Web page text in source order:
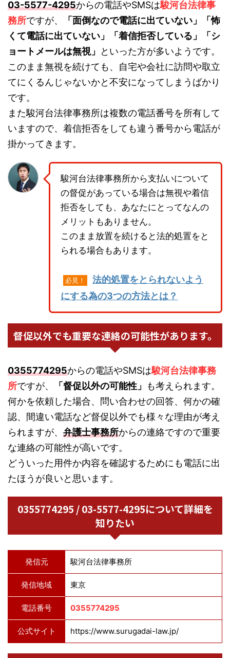
03-5577-4295からの電話やSMSは駿河台法律事
務所ですが、
「面倒なので電話に出ていない」「怖
くて電話に出ていない」「着信拒否している」「シ
ョートメールは無視」
といった方が多いようです。
このまま無視を続けても、自宅や会社に訪問や取立
てにくるんじゃないかと不安になってしまうばかり
です。
また駿河台法律事務所は複数の電話番号を所有して
いますので、着信拒否をしても違う番号から電話が
掛かってきます。
駿河台法律事務所から支払いについて
の督促があっている場合は無視や着信
拒否をしても、あなたにとってなんの
メリットもありません。
このまま放置を続けると法的処置をと
られる場合もあります。
必見！
法的処置をとられないよう
にする為の3つの方法とは？
督促以外でも重要な連絡の可能性があります。
0355774295からの電話やSMSは駿河台法律事務
所ですが、 「督促以外の可能性」
も考えられます。
何かを依頼した場合、問い合わせの回答、何かの確
認、間違い電話など督促以外でも様々な理由が考え
られますが、 弁護士事務所からの連絡ですので重要
な連絡の可能性が高いです。
どういった用件か内容を確認するためにも電話に出
たほうが良いと思います。
0355774295 / 03-5577-4295について詳細を
知りたい
発信元 駿河台法律事務所
発信地域 東京
電話番号 0355774295
公式サイト https://www.surugadai-law.jp/